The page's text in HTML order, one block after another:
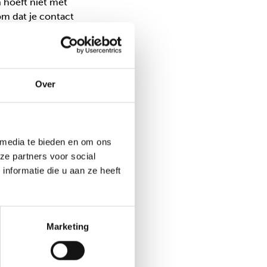
Over
te bieden en om ons
partners voor social
die u aan ze heeft
Marketing
dat je contact
en/ of zijn
het stukje
aan gedrag,
maar ze zien
hoort dat ook
iets probeert
als een kind